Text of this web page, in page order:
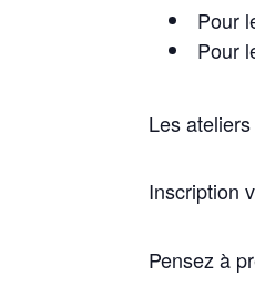
Pour
Pour
Les
Inscription
Pensez à